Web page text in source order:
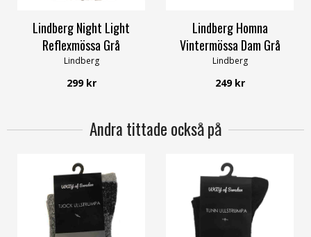
Lindberg Night Light
Reflexmössa Grå
Lindberg
299 kr
Lindberg Homna
Vintermössa Dam Grå
Lindberg
249 kr
Andra tittade också på